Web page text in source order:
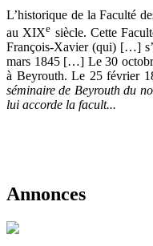
L’historique de la Faculté
au XIXe siècle. Cette
François-Xavier (qui) […]
mars 1845 […] Le 30
à Beyrouth. Le 25 février
séminaire de Beyrouth du
lui accorde la facult...
Annonces